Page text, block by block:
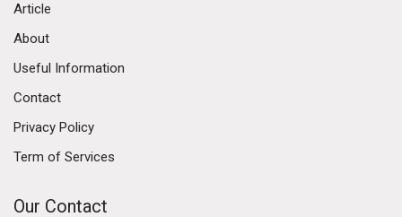
Article
About
Useful Information
Contact
Privacy Policy
Term of Services
Our Contact